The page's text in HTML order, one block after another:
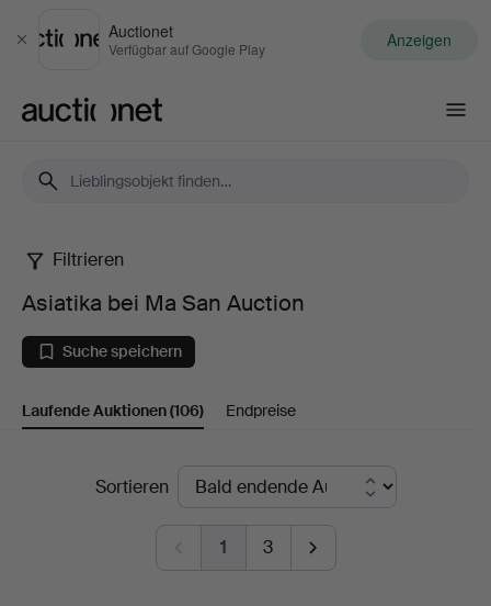
Schließen
Auctionet
Verfügbar auf Google Play Anzeigen
Asiatika
bei
Ma
San
Auction
Filtrieren
Asiatika bei Ma San Auction
Suche speichern
Laufende Auktionen(106) Endpreise
LaufendeSortieren
1 3